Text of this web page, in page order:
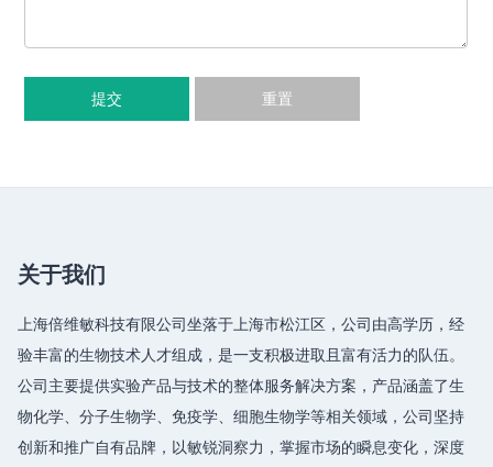
提交 重置
关于我们
上海倍维敏科技有限公司坐落于上海市松江区，公司由高学历，经
验丰富的生物技术人才组成，是一支积极进取且富有活力的队伍。
公司主要提供实验产品与技术的整体服务解决方案，产品涵盖了生
物化学、分子生物学、免疫学、细胞生物学等相关领域，公司坚持
创新和推广自有品牌，以敏锐洞察力，掌握市场的瞬息变化，深度